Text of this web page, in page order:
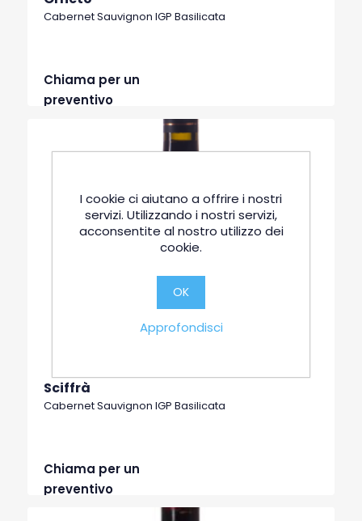
Cabernet Sauvignon IGP Basilicata
Chiama per un
preventivo
Sciffrà
Cabernet Sauvignon IGP Basilicata
Chiama per un
preventivo
I cookie ci aiutano a offrire i nostri
servizi. Utilizzando i nostri servizi,
acconsentite al nostro utilizzo dei
cookie.
OK
Approfondisci